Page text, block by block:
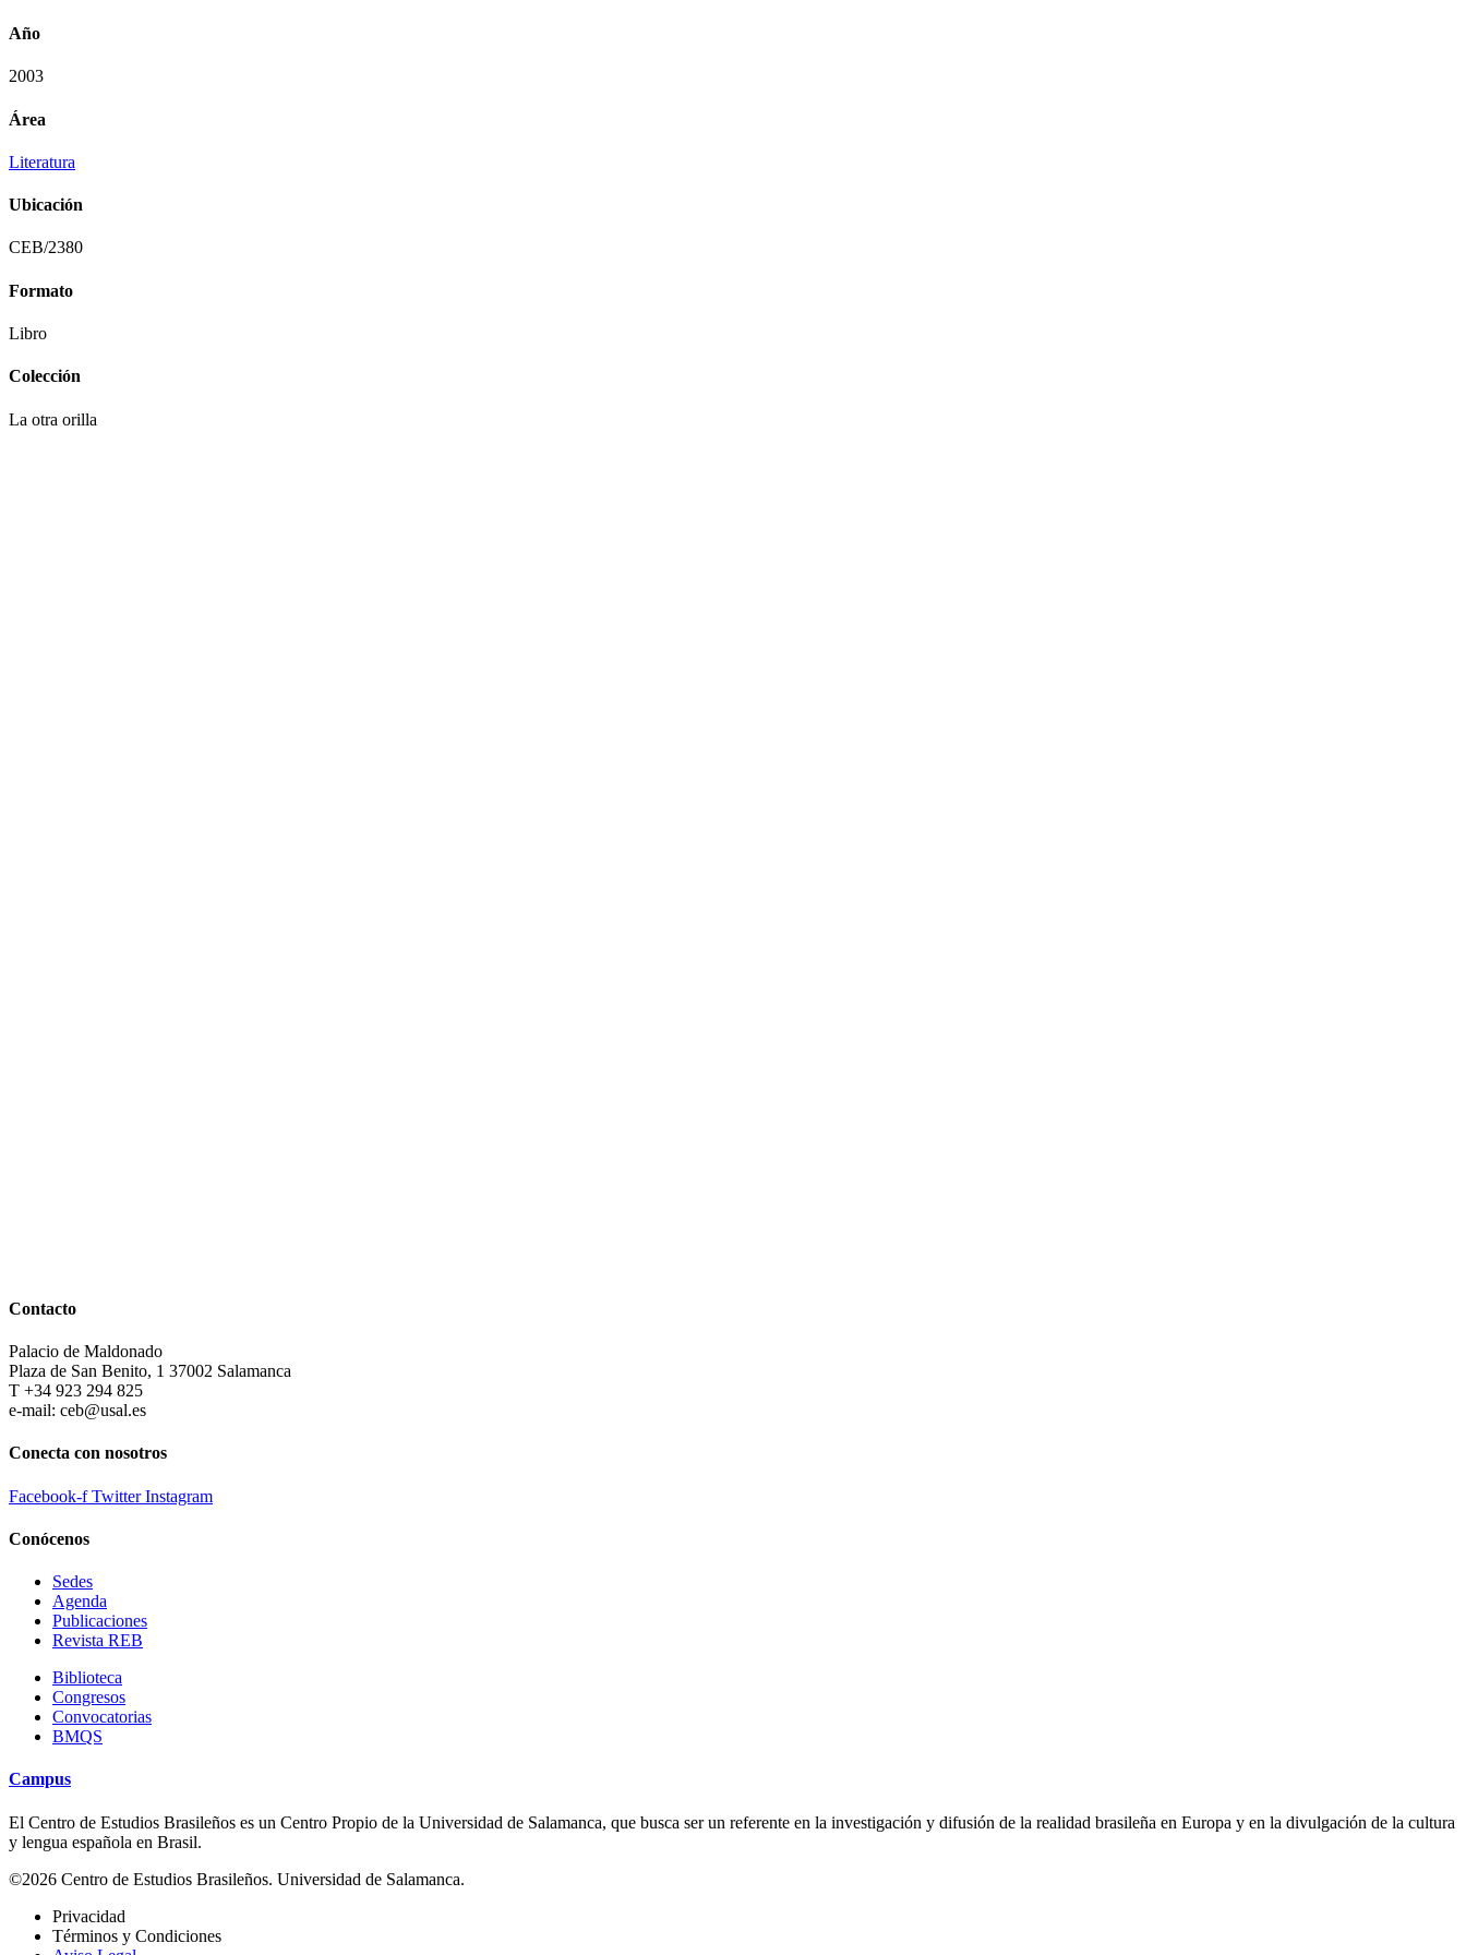
Año
2003
Área
Literatura
Ubicación
CEB/2380
Formato
Libro
Colección
La otra orilla
Contacto
Palacio de Maldonado
Plaza de San Benito, 1 37002 Salamanca
T +34 923 294 825
e-mail: ceb@usal.es
Conecta con nosotros
Facebook-f Twitter Instagram
Conócenos
Sedes
Agenda
Publicaciones
Revista REB
Biblioteca
Congresos
Convocatorias
BMQS
Campus
El Centro de Estudios Brasileños es un Centro Propio de la Universidad de Salamanca, que busca ser un referente en la investigación y difusión de la realidad brasileña en Europa y en la divulgación de la cultura
y lengua española en Brasil.
©2026 Centro de Estudios Brasileños. Universidad de Salamanca.
Privacidad
Términos y Condiciones